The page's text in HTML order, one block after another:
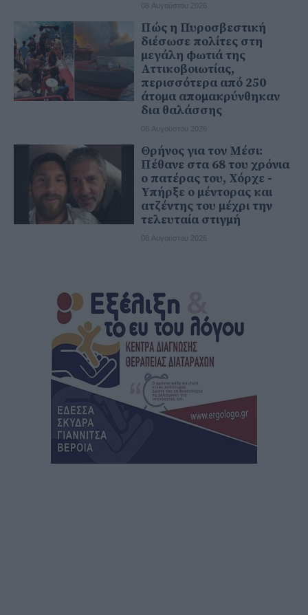
08 Αυγούστου 2026
Πώς η Πυροσβεστική
διέσωσε πολίτες στη
μεγάλη φωτιά της
Αττικοβοιωτίας,
περισσότερα από 250
άτομα απομακρύνθηκαν
δια θαλάσσης
08 Αυγούστου 2026
Θρήνος για τον Μέσι:
Πέθανε στα 68 του χρόνια
ο πατέρας του, Χόρχε -
Υπήρξε ο μέντορας και
ατζέντης του μέχρι την
τελευταία στιγμή
08 Αυγούστου 2026